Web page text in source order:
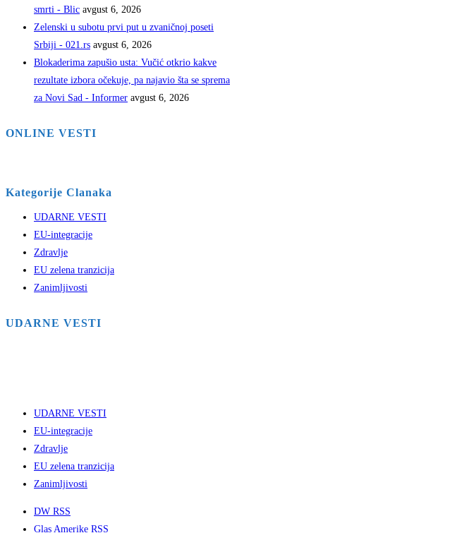
smrti - Blic avgust 6, 2026
Zelenski u subotu prvi put u zvaničnoj poseti
Srbiji - 021.rs avgust 6, 2026
Blokaderima zapušio usta: Vučić otkrio kakve
rezultate izbora očekuje, pa najavio šta se sprema
za Novi Sad - Informer avgust 6, 2026
ONLINE VESTI
Kategorije Clanaka
UDARNE VESTI
EU-integracije
Zdravlje
EU zelena tranzicija
Zanimljivosti
UDARNE VESTI
UDARNE VESTI
EU-integracije
Zdravlje
EU zelena tranzicija
Zanimljivosti
DW RSS
Glas Amerike RSS